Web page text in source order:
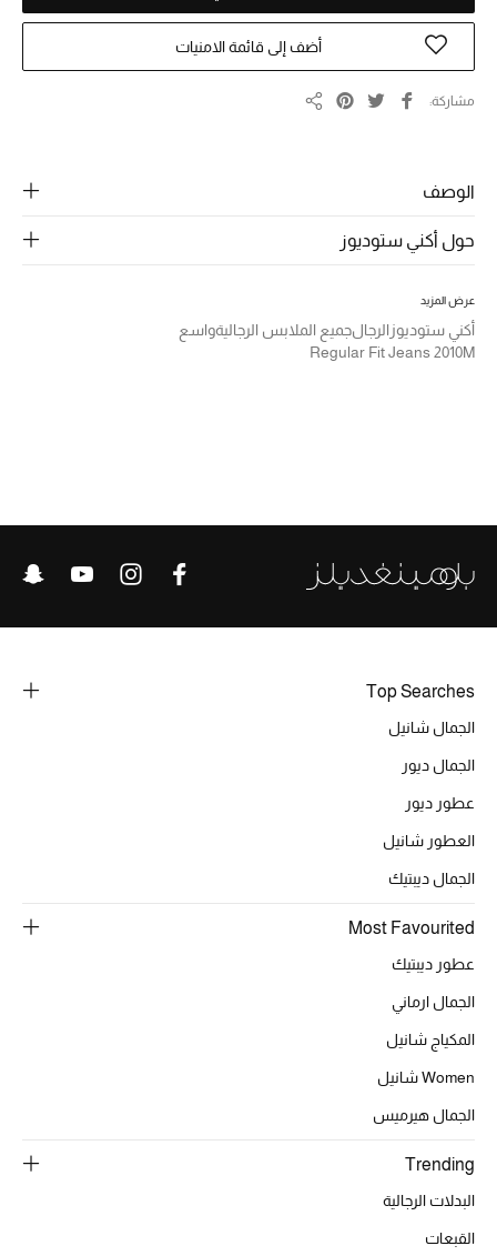
الرجال
مستلزمات المنزل
المجوهرات
جديد لدينا
نسوقوا أحدث ما وصلنا
حصريًا عبر الإنترنت
تشكيلة المناسبات للنساء
الحب للمحلي
تشكيلة الأعراس
حقائب وأحذية متطابقة
ركن الفخامة
جميع الملابس النسائية
أضف إلى قائمة الامنيات
مشاركة
الوصف
حول أكني ستوديوز
عرض المزيد
أكني ستوديوز الرجالجميع الملابس الرجاليةواسع
Regular Fit Jeans 2010M
Top Searches
الجمال شانيل
الجمال ديور
عطور ديور
العطور شانيل
الجمال ديبتيك
Most Favourited
عطور ديبتيك
الجمال ارماني
المكياج شانيل
Women شانيل
الجمال هيرميس
Trending
البدلات الرجالية
القبعات